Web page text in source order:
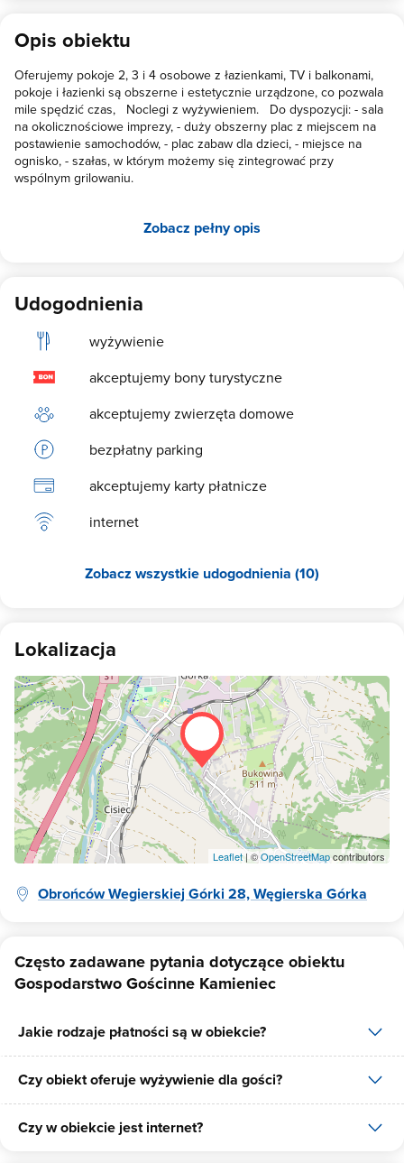
Opis obiektu
Oferujemy pokoje 2, 3 i 4 osobowe z łazienkami, TV i balkonami,
pokoje i łazienki są obszerne i estetycznie urządzone, co pozwala
mile spędzić czas, Noclegi z wyżywieniem. Do dyspozycji: - sala
na okolicznościowe imprezy, - duży obszerny plac z miejscem na
postawienie samochodów, - plac zabaw dla dzieci, - miejsce na
ognisko, - szałas, w którym możemy się zintegrować przy
wspólnym grilowaniu.
Zobacz pełny opis
Udogodnienia
wyżywienie
akceptujemy bony turystyczne
akceptujemy zwierzęta domowe
bezpłatny parking
akceptujemy karty płatnicze
internet
Zobacz wszystkie udogodnienia (10)
Lokalizacja
Leaflet | ©OpenStreetMapcontributors
Obrońców Wegierskiej Górki 28, Węgierska Górka
Często zadawane pytania dotyczące obiektu
Gospodarstwo Gościnne Kamieniec
Jakie rodzaje płatności są w obiekcie?
W obiekcie dostępne są następujące formy płatności: gotówka,
płatność przelewem, płatność kartą.
Czy obiekt oferuje wyżywienie dla gości?
W obiekcie dostępne jest wyżywienie dla gości, dostępne posiłki:
Czy w obiekcie jest internet?